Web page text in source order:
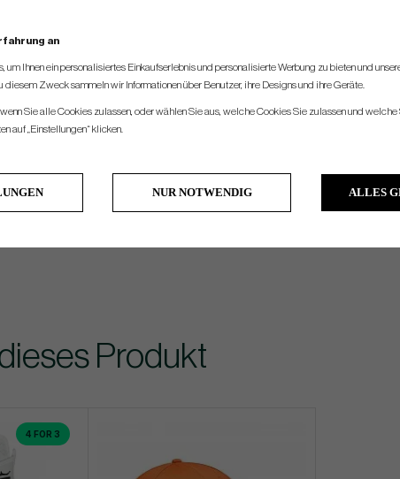
Produkt
4 FOR 3
an
um Ihnen ein personalisiertes Einkaufserlebnis und personalisierte Werbung zu bieten und
diesem Zweck sammeln wir Informationen über Benutzer, ihre Designs und ihre Geräte.
wenn Sie alle Cookies zulassen, oder wählen Sie aus, welche Cookies Sie zulassen und
auf „Einstellungen“ klicken.
NUR NOTWENDIG ALLES